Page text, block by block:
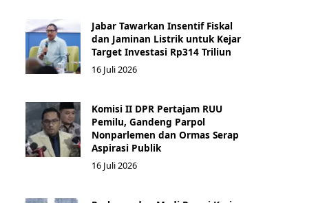
Jabar Tawarkan Insentif Fiskal
dan Jaminan Listrik untuk Kejar
Target Investasi Rp314 Triliun
16 Juli 2026
Komisi II DPR Pertajam RUU
Pemilu, Gandeng Parpol
Nonparlemen dan Ormas Serap
Aspirasi Publik
16 Juli 2026